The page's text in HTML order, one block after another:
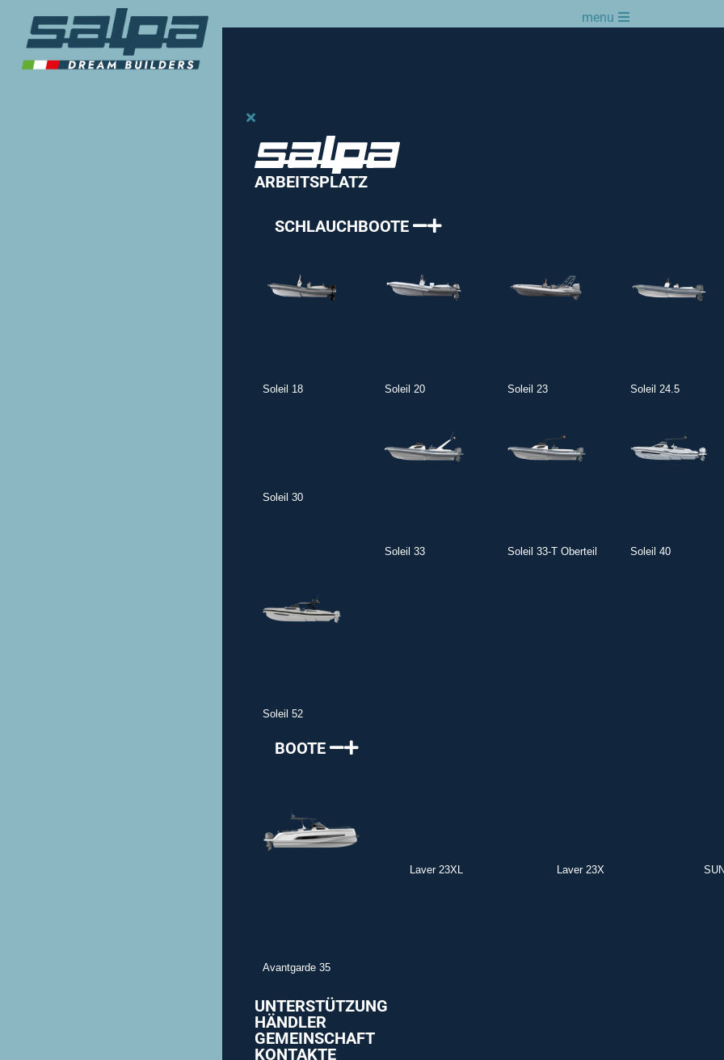
menu
ARBEITSPLATZ
SCHLAUCHBOOTE
Soleil 18 Soleil 20 Soleil 23 Soleil 24.5
Soleil 30
Soleil 33 Soleil 33-T Oberteil Soleil 40
Soleil 52
BOOTE
Avantgarde 35
Laver 23XL Laver 23X
UNTERSTÜTZUNG
HÄNDLER
GEMEINSCHAFT
KONTAKTE